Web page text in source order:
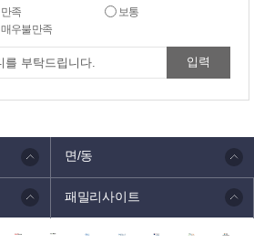
만족
보통
매우불만족
면/동
패밀리사이트